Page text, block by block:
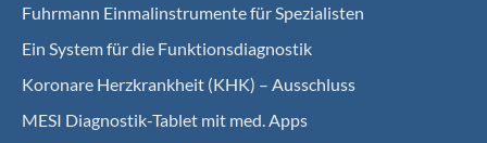
Fuhrmann Einmalinstrumente für Spezialisten
Ein System für die Funktionsdiagnostik
Koro­nare Herz­krank­heit (KHK) – Ausschluss
MESI Diagnostik-Tablet mit med. Apps